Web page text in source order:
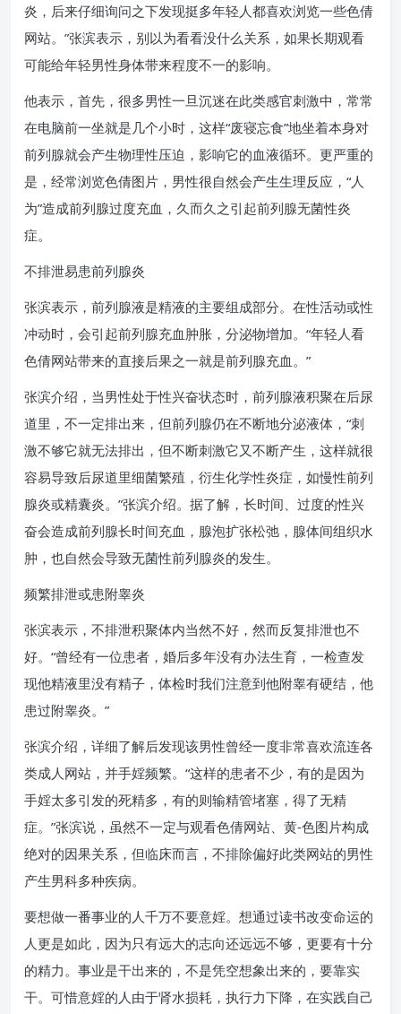
炎，后来仔细询问之下发现挺多年轻人都喜欢浏览一些色倩
网站。”张滨表示，别以为看看没什么关系，如果长期观看
可能给年轻男性身体带来程度不一的影响。
他表示，首先，很多男性一旦沉迷在此类感官刺激中，常常
在电脑前一坐就是几个小时，这样“废寝忘食”地坐着本身对
前列腺就会产生物理性压迫，影响它的血液循环。更严重的
是，经常浏览色倩图片，男性很自然会产生生理反应，“人
为”造成前列腺过度充血，久而久之引起前列腺无菌性炎
症。
不排泄易患前列腺炎
张滨表示，前列腺液是精液的主要组成部分。在性活动或性
冲动时，会引起前列腺充血肿胀，分泌物增加。“年轻人看
色倩网站带来的直接后果之一就是前列腺充血。”
张滨介绍，当男性处于性兴奋状态时，前列腺液积聚在后尿
道里，不一定排出来，但前列腺仍在不断地分泌液体，“刺
激不够它就无法排出，但不断刺激它又不断产生，这样就很
容易导致后尿道里细菌繁殖，衍生化学性炎症，如慢性前列
腺炎或精囊炎。”张滨介绍。据了解，长时间、过度的性兴
奋会造成前列腺长时间充血，腺泡扩张松弛，腺体间组织水
肿，也自然会导致无菌性前列腺炎的发生。
频繁排泄或患附睾炎
张滨表示，不排泄积聚体内当然不好，然而反复排泄也不
好。“曾经有一位患者，婚后多年没有办法生育，一检查发
现他精液里没有精子，体检时我们注意到他附睾有硬结，他
患过附睾炎。”
张滨介绍，详细了解后发现该男性曾经一度非常喜欢流连各
类成人网站，并手婬频繁。“这样的患者不少，有的是因为
手婬太多引发的死精多，有的则输精管堵塞，得了无精
症。”张滨说，虽然不一定与观看色倩网站、黄-色图片构成
绝对的因果关系，但临床而言，不排除偏好此类网站的男性
产生男科多种疾病。
要想做一番事业的人千万不要意婬。想通过读书改变命运的
人更是如此，因为只有远大的志向还远远不够，更要有十分
的精力。事业是干出来的，不是凭空想象出来的，要靠实
干。可惜意婬的人由于肾水损耗，执行力下降，在实践自己